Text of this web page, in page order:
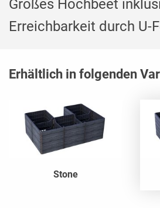
Großes Hochbeet
Erreichbarkeit durch U-
Erhältlich in folgenden
Stone